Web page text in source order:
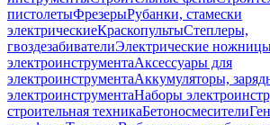
пистолетыФрезерыРубанки, стамески
электрическиеКраскопультыСтеплеры,
гвоздезабивателиЭлектрические
электроинструментаАксессуары для
электроинструментаАккумуляторы,
электроинструментаНаборы
строительная техникаБетоносмесители